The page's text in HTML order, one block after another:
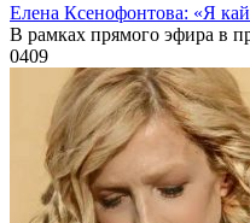
Елена Ксенофонтова: «Я
В рамках прямого эфира в
0409